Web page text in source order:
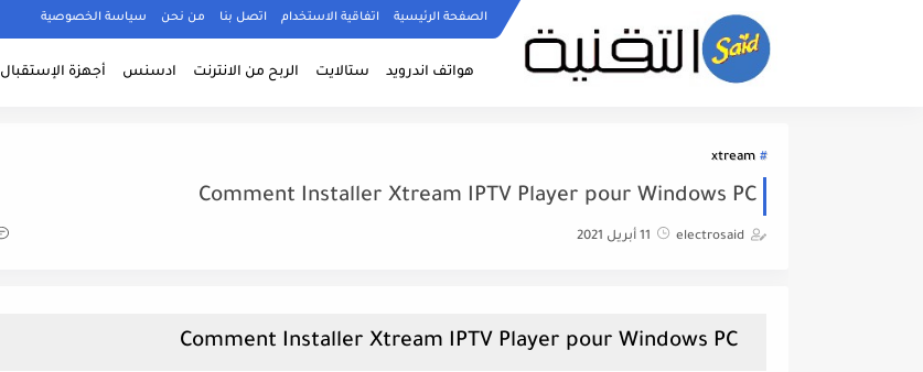
الصفحة الرئيسية اتفاقية الاستخدام اتصل بنا من نحن سياسة الخصوصية
هواتف اندرويد ستالايت الربح من الانترنت ادسنس أجهزة الإستقبال
xtream
Comment Installer Xtream IPTV Player pour Windows PC
electrosaid 11 أبريل 2021